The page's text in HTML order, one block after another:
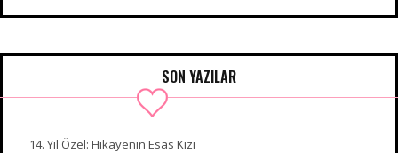
SON YAZILAR
14. Yıl Özel: Hikayenin Esas Kızı